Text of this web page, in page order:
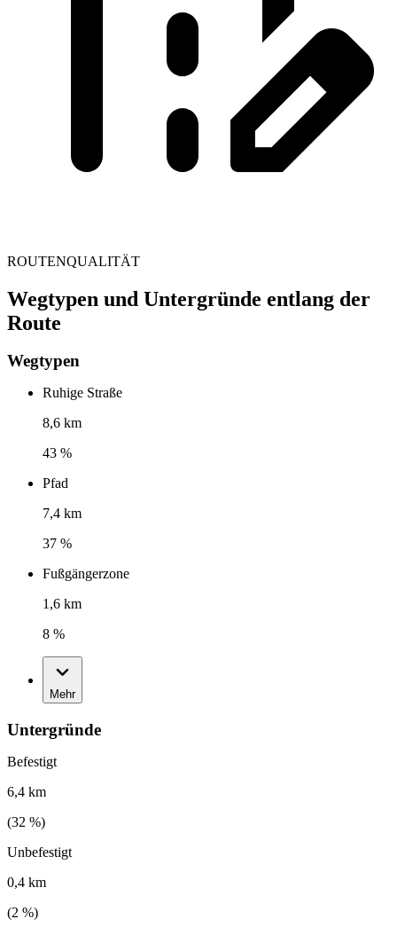
ROUTENQUALITÄT
Wegtypen und Untergründe entlang der
Route
Wegtypen
Ruhige Straße
8,6 km
43 %
Pfad
7,4 km
37 %
Fußgängerzone
1,6 km
8 %
Mehr
Untergründe
Befestigt
6,4 km
(32 %)
Unbefestigt
0,4 km
(2 %)